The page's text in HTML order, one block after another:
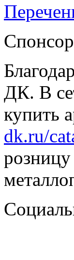
ДК. В
купить
dk.ru/